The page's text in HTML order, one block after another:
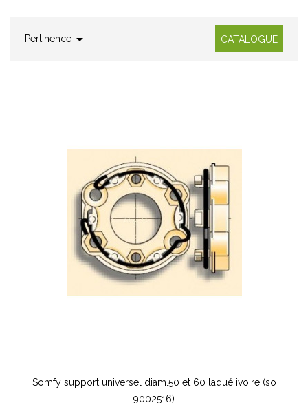
Pertinence  CATALOGUE
Somfy support universel diam.50 et 60 laqué ivoire (so
9002516)